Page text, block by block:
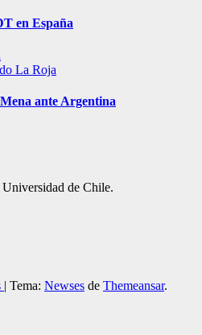
en España
La Roja
ante Argentina
de Chile.
| Tema: Newses de Themeansar.